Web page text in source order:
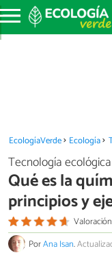
EcologíaVerde Ecología
Tecnología ecológica
Qué es la
principios y
PorAna Isan.